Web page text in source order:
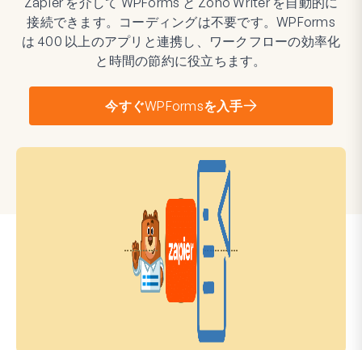
接続できます。コーディングは不要です。WPForms
は 400 以上のアプリと連携し、ワークフローの効率化
と時間の節約に役立ちます。
今すぐWPFormsを入手